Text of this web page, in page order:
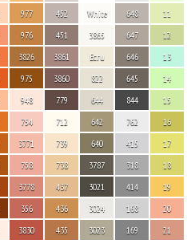
977
976
3826
975
948
754
3771
758
3778
356
3830
452
451
3861
3860
779
712
739
738
437
436
435
White
3865
Ecru
822
644
642
640
3787
3021
3024
3023
648
647
646
645
844
762
415
318
414
168
169
11
12
13
14
15
16
17
18
19
20
21